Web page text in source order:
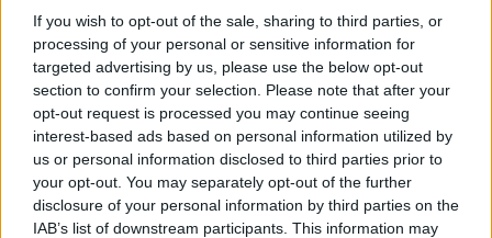
If you wish to opt-out of the sale, sharing to third parties, or
processing of your personal or sensitive information for
targeted advertising by us, please use the below opt-out
section to confirm your selection. Please note that after your
opt-out request is processed you may continue seeing
interest-based ads based on personal information utilized by
us or personal information disclosed to third parties prior to
your opt-out. You may separately opt-out of the further
disclosure of your personal information by third parties on the
IAB’s list of downstream participants. This information may
κλιματική κρίση, η ψηφιακή μετάβαση, οι
ανισότητες, το δημογραφικό και το
μεταναστευτικό προβάλλουν ως νέες
προκλήσεις. Ας εργαστούμε, λοιπόν, για μια
Ευρώπη πιο ισχυρή, πιο δίκαιη, πιο συνεκτική. Μια
Ευρώπη του μέλλοντος, αντάξια των αξιών που τη
θεμελίωσαν».